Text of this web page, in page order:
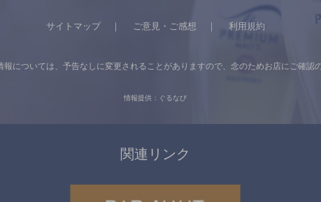
サイトマップ ご意見・ご感想 利用規約
については、 予告なしに変更されることがありますので、 念のためお店にご確認
情報提供：ぐるなび
関連リンク